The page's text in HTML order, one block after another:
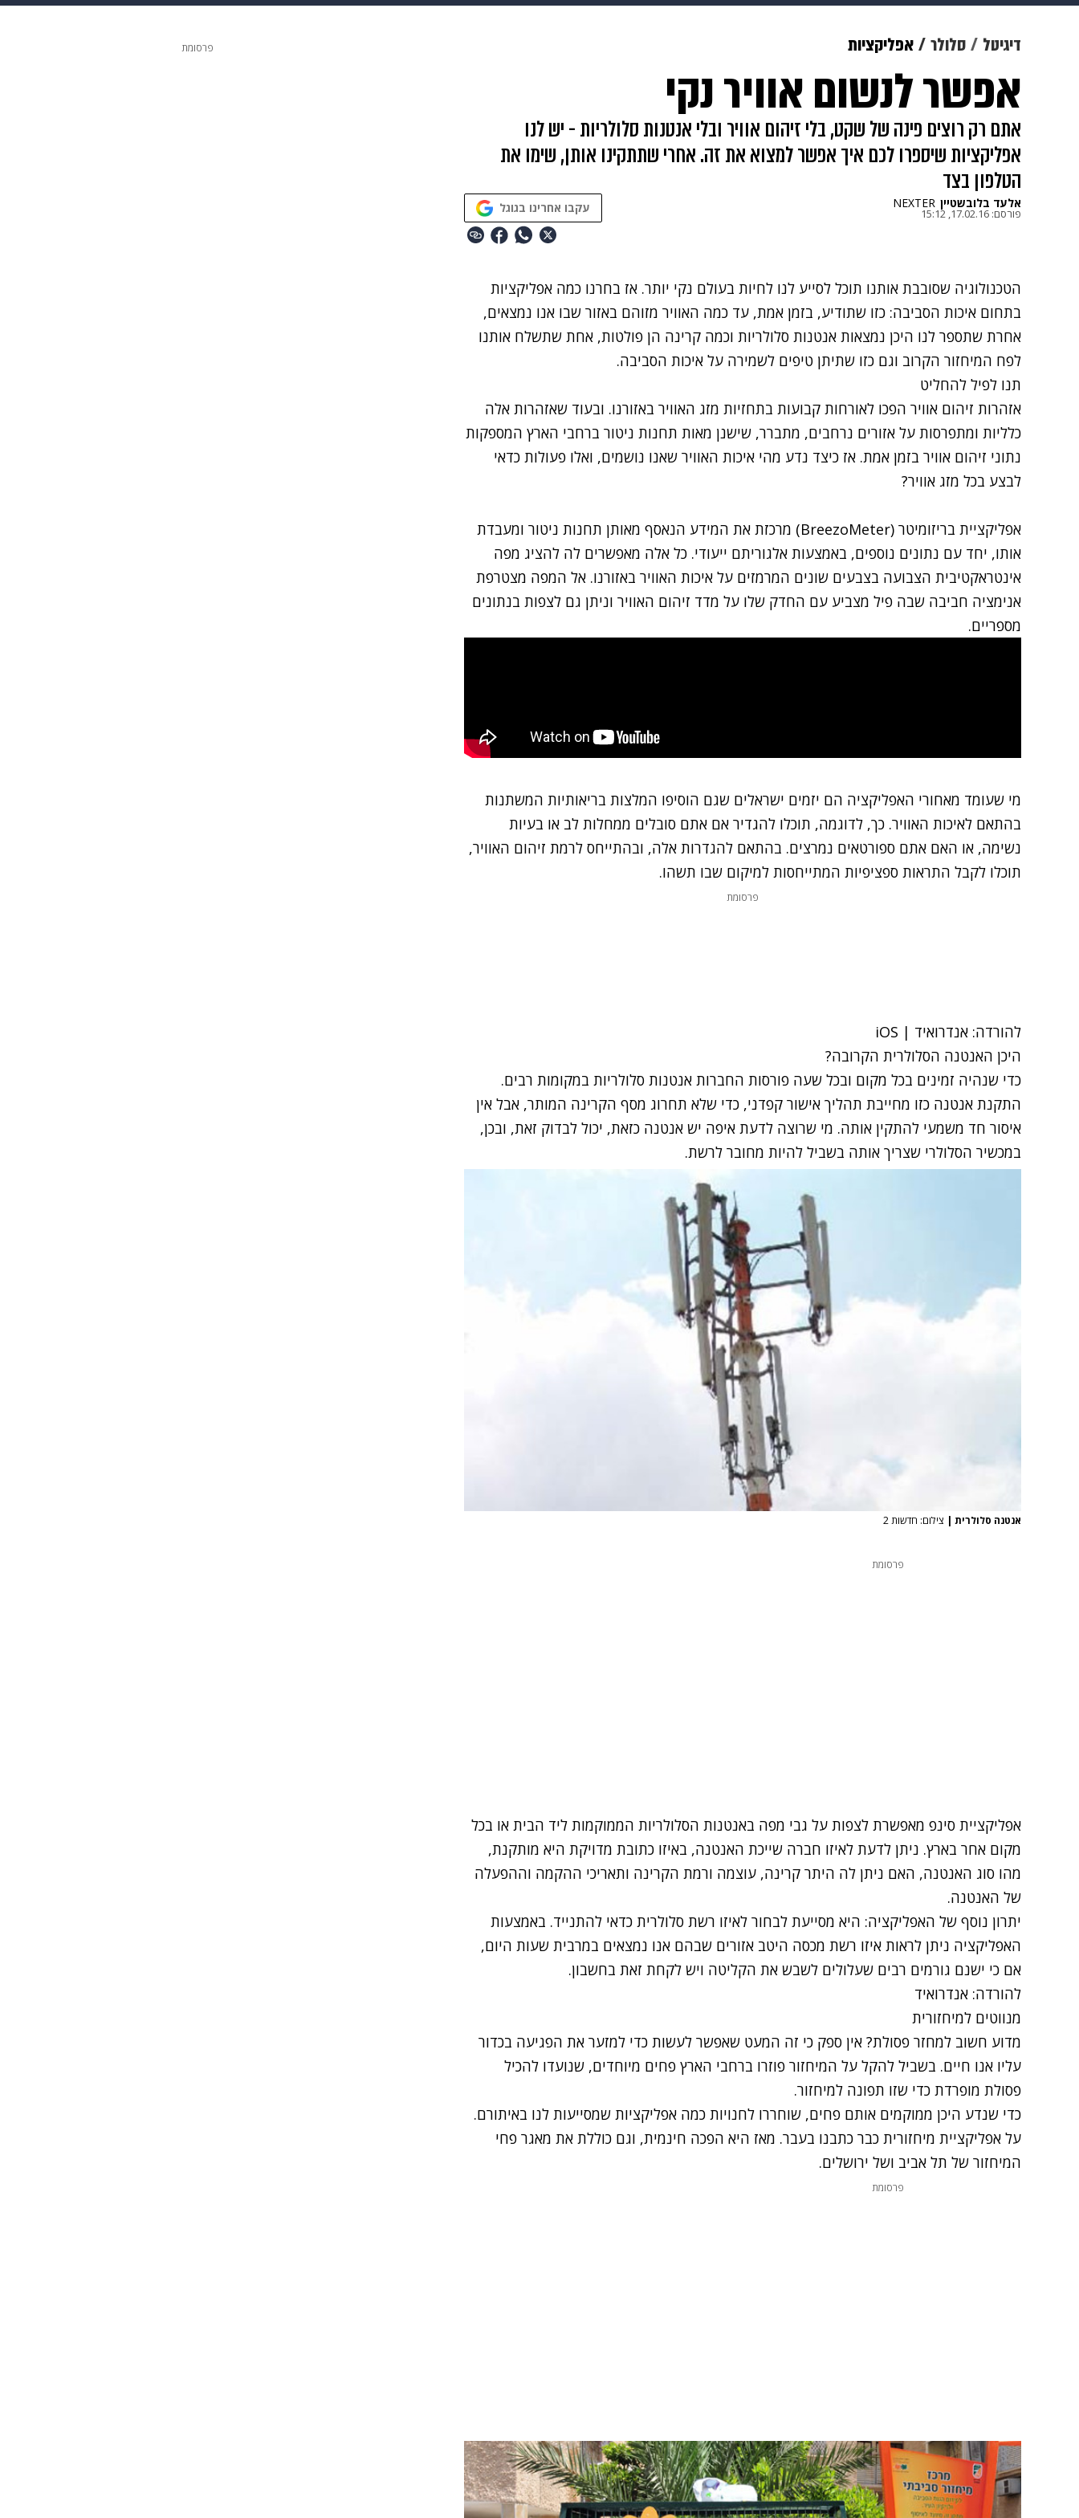
צבא וביטחון
ויוה משפט תשעה חודשים מתכונים
דיגיטל סלולר אפליקציות
אפשר לנשום אוויר נקי
אתם רק רוצים פינה של שקט, בלי זיהום אוויר ובלי אנטנות סלולריות - יש לנו
אפליקציות שיספרו לכם איך אפשר למצוא את זה. אחרי שתתקינו אותן, שימו את
הטלפון בצד
אלעד בלובשטיין NEXTER
פורסם: 17.02.16, 15:12 עקבו אחרינו בגוגל
הטכנולוגיה שסובבת אותנו תוכל לסייע לנו לחיות בעולם נקי יותר. אז בחרנו כמה אפליקציות
בתחום איכות הסביבה: כזו שתודיע, בזמן אמת, עד כמה האוויר מזוהם באזור שבו אנו נמצאים,
אחרת שתספר לנו היכן נמצאות אנטנות סלולריות וכמה קרינה הן פולטות, אחת שתשלח אותנו
לפח המיחזור הקרוב וגם כזו שתיתן טיפים לשמירה על איכות הסביבה.
תנו לפיל להחליט
אזהרות זיהום אוויר הפכו לאורחות קבועות בתחזיות מזג האוויר באזורנו. ובעוד שאזהרות אלה
כלליות ומתפרסות על אזורים נרחבים, מתברר, שישנן מאות תחנות ניטור ברחבי הארץ המספקות
נתוני זיהום אוויר בזמן אמת. אז כיצד נדע מהי איכות האוויר שאנו נושמים, ואלו פעולות כדאי
לבצע בכל מזג אוויר?
אפליקציית בריזומיטר (BreezoMeter) מרכזת את המידע הנאסף מאותן תחנות ניטור ומעבדת
אותו, יחד עם נתונים נוספים, באמצעות אלגוריתם ייעודי. כל אלה מאפשרים לה להציג מפה
אינטראקטיבית הצבועה בצבעים שונים המרמזים על איכות האוויר באזורנו. אל המפה מצטרפת
אנימציה חביבה שבה פיל מצביע עם החדק שלו על מדד זיהום האוויר וניתן גם לצפות בנתונים
מספריים.
מי שעומד מאחורי האפליקציה הם יזמים ישראלים שגם הוסיפו המלצות בריאותיות המשתנות
בהתאם לאיכות האוויר. כך, לדוגמה, תוכלו להגדיר אם אתם סובלים ממחלות לב או בעיות
נשימה, או האם אתם ספורטאים נמרצים. בהתאם להגדרות אלה, ובהתייחס לרמת זיהום האוויר,
תוכלו לקבל התראות ספציפיות המתייחסות למיקום שבו תשהו.
פרסומת
להורדה: אנדרואיד |
iOS
היכן האנטנה הסלולרית הקרובה?
כדי שנהיה זמינים בכל מקום ובכל שעה פורסות החברות אנטנות סלולריות במקומות רבים.
התקנת אנטנה כזו מחייבת תהליך אישור קפדני, כדי שלא תחרוג מסף הקרינה המותר, אבל אין
איסור חד משמעי להתקין אותה. מי שרוצה לדעת איפה יש אנטנה כזאת, יכול לבדוק זאת, ובכן,
במכשיר הסלולרי שצריך אותה בשביל להיות מחובר לרשת.
אנטנה סלולרית | צילום: חדשות 2
פרסומת
אפליקציית סינפ מאפשרת לצפות על גבי מפה באנטנות הסלולריות הממוקמות ליד הבית או בכל
מקום אחר בארץ. ניתן לדעת לאיזו חברה שייכת האנטנה, באיזו כתובת מדויקת היא מותקנת,
מהו סוג האנטנה, האם ניתן לה היתר קרינה, עוצמה ורמת הקרינה ותאריכי ההקמה וההפעלה
של האנטנה.
יתרון נוסף של האפליקציה: היא מסייעת לבחור לאיזו רשת סלולרית כדאי להתנייד. באמצעות
האפליקציה ניתן לראות איזו רשת מכסה היטב אזורים שבהם אנו נמצאים במרבית שעות היום,
אם כי ישנם גורמים רבים שעלולים לשבש את הקליטה ויש לקחת זאת בחשבון.
להורדה: אנדרואיד
מנווטים למיחזורית
מדוע חשוב למחזר פסולת? אין ספק כי זה המעט שאפשר לעשות כדי למזער את הפגיעה בכדור
עליו אנו חיים. בשביל להקל על המיחזור פוזרו ברחבי הארץ פחים מיוחדים, שנועדו להכיל
פסולת מופרדת כדי שזו תפונה למיחזור.
כדי שנדע היכן ממוקמים אותם פחים, שוחררו לחנויות כמה אפליקציות שמסייעות לנו באיתורם.
על אפליקציית מיחזורית כבר כתבנו בעבר. מאז היא הפכה חינמית, וגם כוללת את מאגר פחי
המיחזור של תל אביב ושל ירושלים.
פרסומת
פרסומת